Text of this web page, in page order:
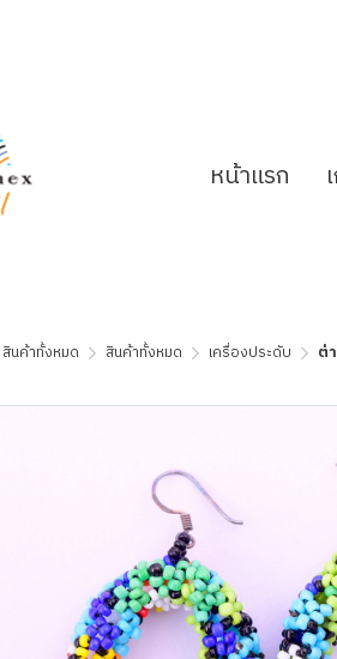
หน้าแรก
สินค้าทั้งหมด สินค้าทั้งหมด เครื่องประดับ ต่